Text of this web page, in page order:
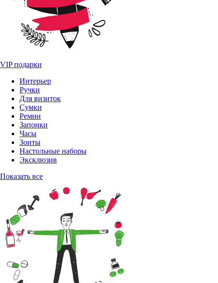
VIP подарки
Интерьер
Ручки
Для визиток
Сумки
Ремни
Запонки
Часы
Зонты
Настольные наборы
Эксклюзив
Показать все